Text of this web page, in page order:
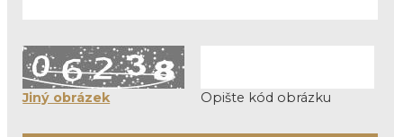
Jiný obrázek Opište kód obrázku